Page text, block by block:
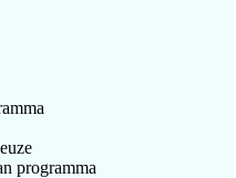
programma